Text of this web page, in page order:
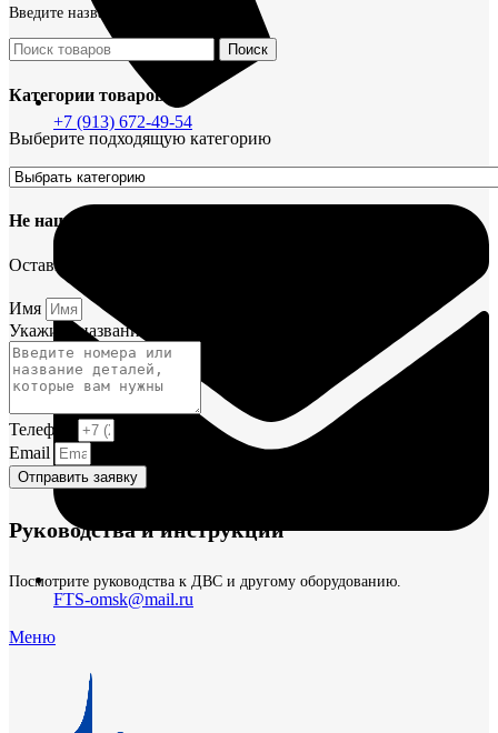
+7 (913) 672-49-54
FTS-omsk@mail.ru
Меню
Введите название детали
Поиск
Категории товаров
Выберите подходящую категорию
Не нашли деталь?
Оставьте заявку и мы постараемся вам помочь.
Имя
Укажите название или номера деталей
Телефон
Email
Отправить заявку
Руководства и инструкции
Посмотрите руководства к ДВС и другому оборудованию.